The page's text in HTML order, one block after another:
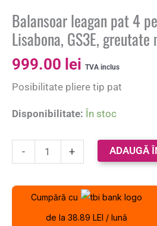
Balansoar leagan pat 4
Lisabona, GS3E,
999.00 lei TVA inclus
Posibilitate pliere tip pat
Disponibilitate: În stoc
- + ADAUGĂ
Cumpără cu
de la 38.89 LEI / lună